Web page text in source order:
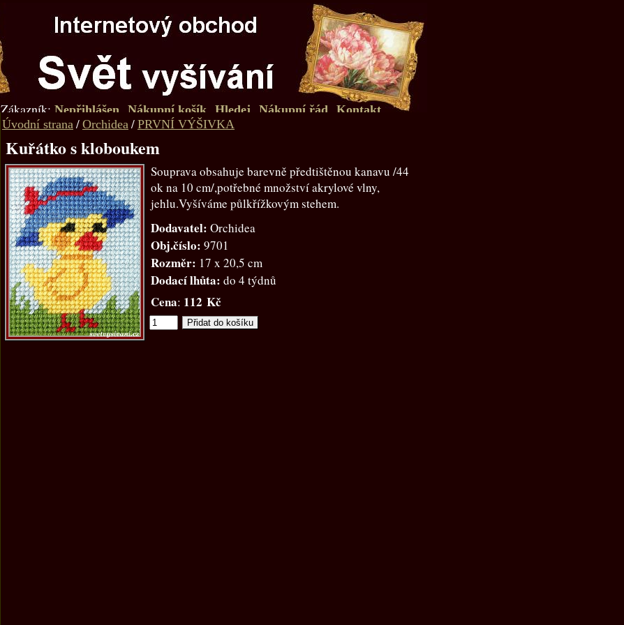
Zákazník: Nepřihlášen Nákupní košík Hledej Nákupní řád
Kontakt
Úvodní strana / Orchidea / PRVNÍ VÝŠIVKA
Kuřátko s kloboukem
Souprava obsahuje barevně předtištěnou kanavu /44
ok na 10 cm/,potřebné množství akrylové vlny,
jehlu.Vyšíváme půlkřížkovým stehem.
Dodavatel: Orchidea
Obj.číslo: 9701
Rozměr: 17 x 20,5 cm
Dodací lhůta: do 4 týdnů
Cena: 112 Kč